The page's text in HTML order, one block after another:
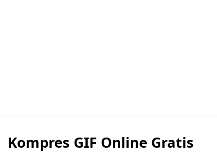
Kompres GIF Online Gratis